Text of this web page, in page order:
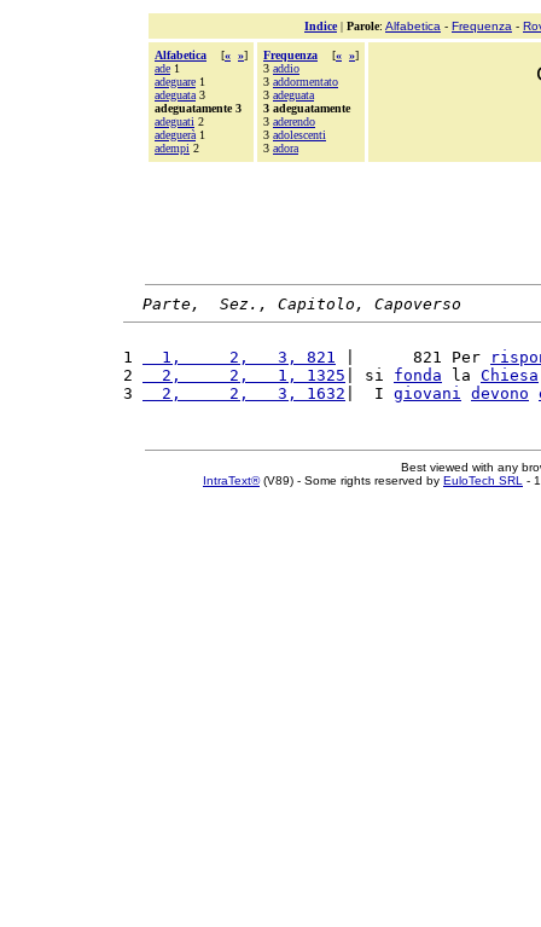
Indice| Parole: Alfabetica - Frequenza -
Alfabetica [« »]
ade 1
adeguare 1
adeguata 3
adeguatamente 3
adeguati 2
adeguerà 1
adempi 2
Frequenza [« »]
3 addio
3 addormentato
3 adeguata
3 adeguatamente
3 aderendo
3 adolescenti
3 adora
Parte,  Sez., Capitolo, Capoverso
1
  1,     2,   3, 821
|      821 Per
2
  2,     2,   1, 1325
| si fonda la Chiesa
3
  2,     2,   3, 1632
|  I giovani devono
Best viewed with any
IntraText®(V89) - Some rights reserved by EuloTech SRL -